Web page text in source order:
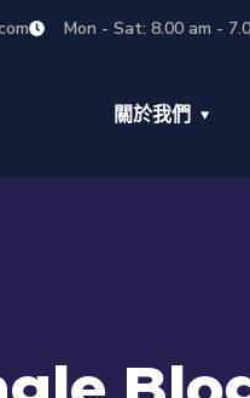
Mon - Sat: 8.00 am -
關於我們